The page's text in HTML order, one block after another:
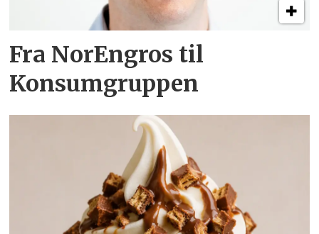
Fra NorEngros til
Konsumgruppen